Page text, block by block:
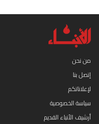
من نحن
إتصل بنا
لإعلاناتكم
سياسة الخصوصية
أرشيف الأنباء القديم